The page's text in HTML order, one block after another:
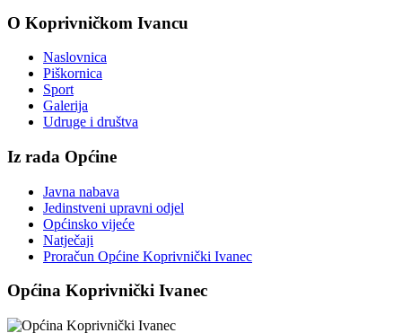
O Koprivničkom Ivancu
Naslovnica
Piškornica
Sport
Galerija
Udruge i društva
Iz rada Općine
Javna nabava
Jedinstveni upravni odjel
Općinsko vijeće
Natječaji
Proračun Općine Koprivnički Ivanec
Općina Koprivnički Ivanec